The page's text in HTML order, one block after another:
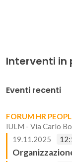
Interventi in
Eventi recenti
FORUM HR
IULM - Via Carlo
19.11.2025